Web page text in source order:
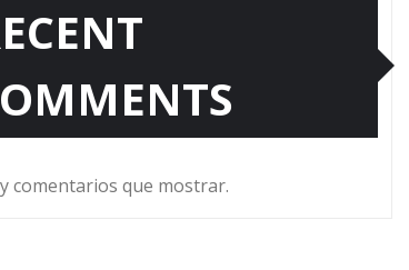
comentarios que mostrar.